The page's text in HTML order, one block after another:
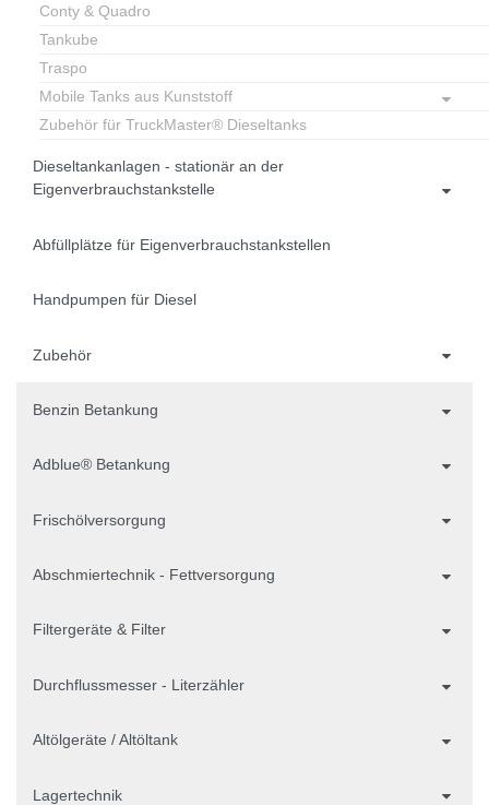
Conty & Quadro
Tankube
Traspo
Mobile Tanks aus Kunststoff
Zubehör für TruckMaster® Dieseltanks
Dieseltankanlagen - stationär an der
Eigenverbrauchstankstelle
Abfüllplätze für Eigenverbrauchstankstellen
Handpumpen für Diesel
Zubehör
Benzin Betankung
Adblue® Betankung
Frischölversorgung
Abschmiertechnik - Fettversorgung
Filtergeräte & Filter
Durchflussmesser - Literzähler
Altölgeräte / Altöltank
Lagertechnik